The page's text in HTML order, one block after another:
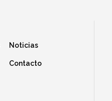
Noticias
Contacto